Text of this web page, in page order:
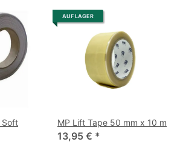
Soft
AUF LAGER
MP Lift Tape 50 mm x 10 m
13,95 € *